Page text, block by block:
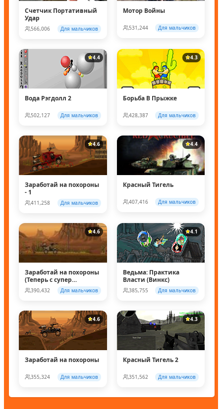
Счетчик Портативный
Удар
566,006 Для мальчиков
Мотор Войны
531,244 Для мальчиков
4.4
Вода Рэгдолл 2
502,127 Для мальчиков
4.3
Борьба В Прыжке
428,387 Для мальчиков
4.6
Заработай на похороны
- 1
411,258 Для мальчиков
4.4
Красный Тигель
407,416 Для мальчиков
4.6
Заработай на похороны
(Теперь с супер
колесом!)
390,432 Для мальчиков
4.1
Ведьма: Практика
Власти (Винкс)
385,755 Для мальчиков
4.6
Заработай на похороны
355,324 Для мальчиков
4.3
Красный Тигель 2
351,562 Для мальчиков